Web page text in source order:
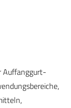
Auffanggurt-